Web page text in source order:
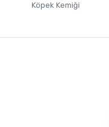
Köpek Kemiği